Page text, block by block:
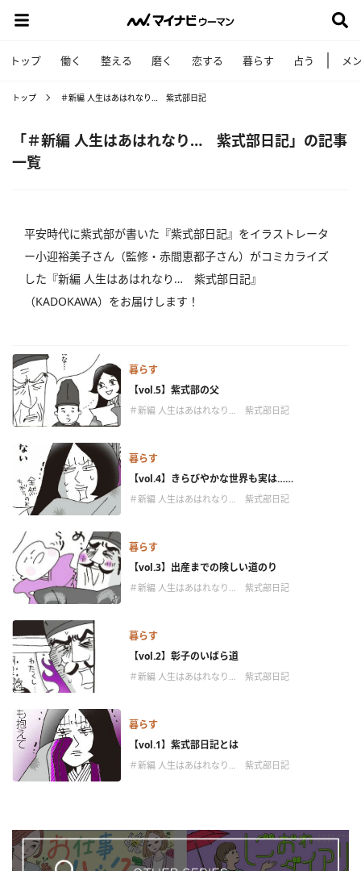
トップ 働く 整える 磨く 恋する 暮らす 占う メ
トップ ＃新編 人生はあはれなり… 紫式部日記
「＃新編 人生はあはれなり… 紫式部日記」の記事
一覧
平安時代に紫式部が書いた『紫式部日記』をイラストレータ
ー小迎裕美子さん（監修・赤間恵都子さん）がコミカライズ
した『新編 人生はあはれなり… 紫式部日記』
（KADOKAWA）をお届けします！
暮らす
【vol.5】紫式部の父
＃新編 人生はあはれなり… 紫式部日記
暮らす
【vol.4】きらびやかな世界も実は……
＃新編 人生はあはれなり… 紫式部日記
暮らす
【vol.3】出産までの険しい道のり
＃新編 人生はあはれなり… 紫式部日記
暮らす
【vol.2】彰子のいばら道
＃新編 人生はあはれなり… 紫式部日記
暮らす
【vol.1】紫式部日記とは
＃新編 人生はあはれなり… 紫式部日記